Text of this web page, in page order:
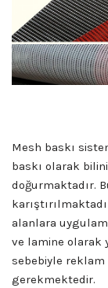
Mesh baskı
baskı olarak
doğurmaktadır.
alanlara
ve lamine olarak
sebebiyle reklam
gerekmektedir.